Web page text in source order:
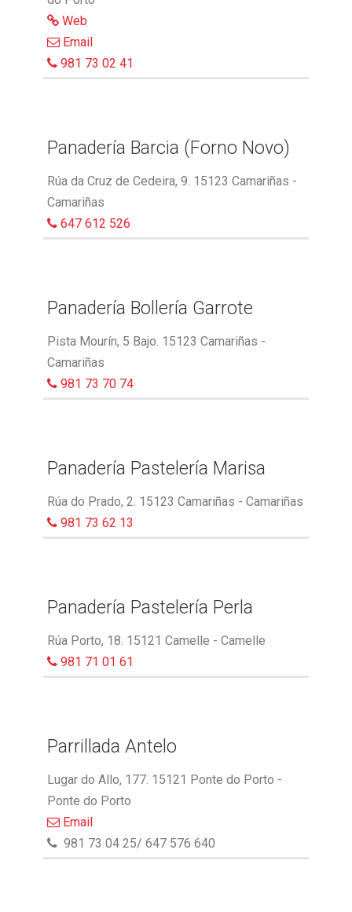
Web
Email
981 73 02 41
Panadería Barcia (Forno Novo)
Rúa da Cruz de Cedeira, 9. 15123 Camariñas -
Camariñas
647 612 526
Panadería Bollería Garrote
Pista Mourín, 5 Bajo. 15123 Camariñas -
Camariñas
981 73 70 74
Panadería Pastelería Marisa
Rúa do Prado, 2. 15123 Camariñas - Camariñas
981 73 62 13
Panadería Pastelería Perla
Rúa Porto, 18. 15121 Camelle - Camelle
981 71 01 61
Parrillada Antelo
Lugar do Allo, 177. 15121 Ponte do Porto -
Ponte do Porto
Email
981 73 04 25/ 647 576 640